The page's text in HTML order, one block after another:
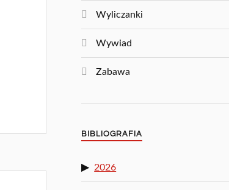
Wyliczanki
Wywiad
Zabawa
BIBLIOGRAFIA
2026